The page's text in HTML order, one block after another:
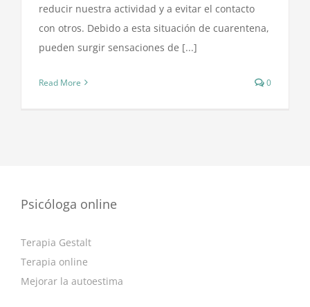
reducir nuestra actividad y a evitar el contacto
con otros. Debido a esta situación de cuarentena,
pueden surgir sensaciones de [...]
Read More 0
Psicóloga online
Terapia Gestalt
Terapia online
Mejorar la autoestima